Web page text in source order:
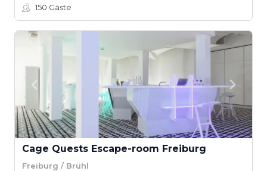
150 Gäste
Cage Quests Escape-room Freiburg
Freiburg / Brühl